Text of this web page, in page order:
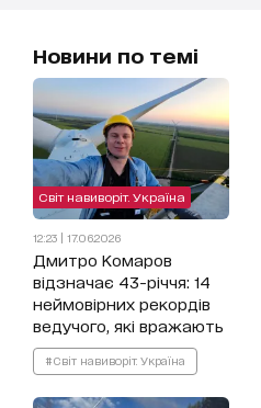
Новини по темі
Світ навиворіт. Україна
12:23 | 17.06.2026
Дмитро Комаров
відзначає 43-річчя: 14
неймовірних рекордів
ведучого, які вражають
#Світ навиворіт. Україна